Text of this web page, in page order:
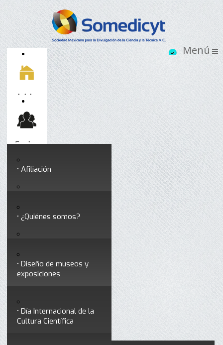
Inicio
Socios
Afiliación
Testimonios
Socios vigentes
Somedicyt
¿Quiénes somos?
Consejo Directivo
profesionales
Servicios
Diseño de museos y
exposiciones
formar divulgadores
Día Internacional de la
Cultura Científica